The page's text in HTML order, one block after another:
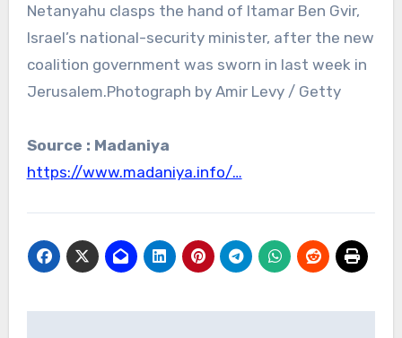
Netanyahu clasps the hand of Itamar Ben Gvir,
Israel’s national-security minister, after the new
coalition government was sworn in last week in
Jerusalem.Photograph by Amir Levy / Getty
Source : Madaniya
https://www.madaniya.info/…